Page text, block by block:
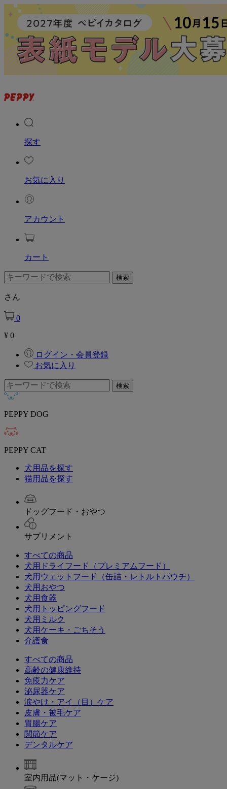
探す
お気に入り
アカウント
カート
さん
0
¥ 0
ログイン・会員登録
お気に入り
PEPPY DOG
PEPPY CAT
犬用品を探す
猫用品を探す
ドッグフード・おやつ
サプリメント
すべての商品
犬用ドライフード（プレミアムフード）
犬用ウェットフード（缶詰・レトルトパウチ）
犬用おやつ
犬用食器
犬用トッピングフード
犬用ミルク
犬用ケーキ・ごちそう
介護食
すべての商品
高齢の健康維持
免疫力ケア
泌尿器ケア
涙やけ・アイ（目）ケア
皮膚・被毛ケア
胃腸ケア
関節ケア
デンタルケア
室内用品(マット・ケージ)